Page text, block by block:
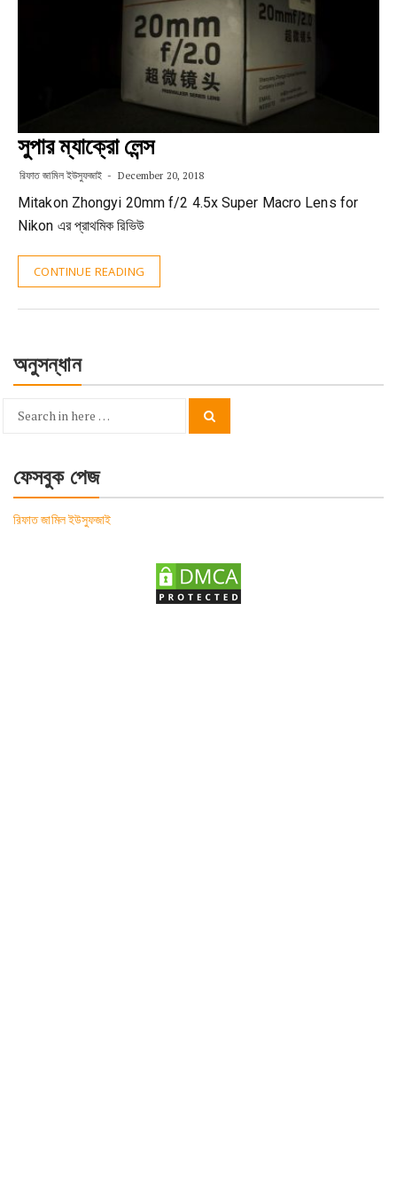
সুপার ম্যাক্রো লেন্স
রিফাত জামিল ইউসুফজাই December 20, 2018
Mitakon Zhongyi 20mm f/2 4.5x Super Macro Lens for
Nikon এর প্রাথমিক রিভিউ
CONTINUE READING
অনুসন্ধান
Search
ফেসবুক পেজ
রিফাত জামিল ইউসুফজাই